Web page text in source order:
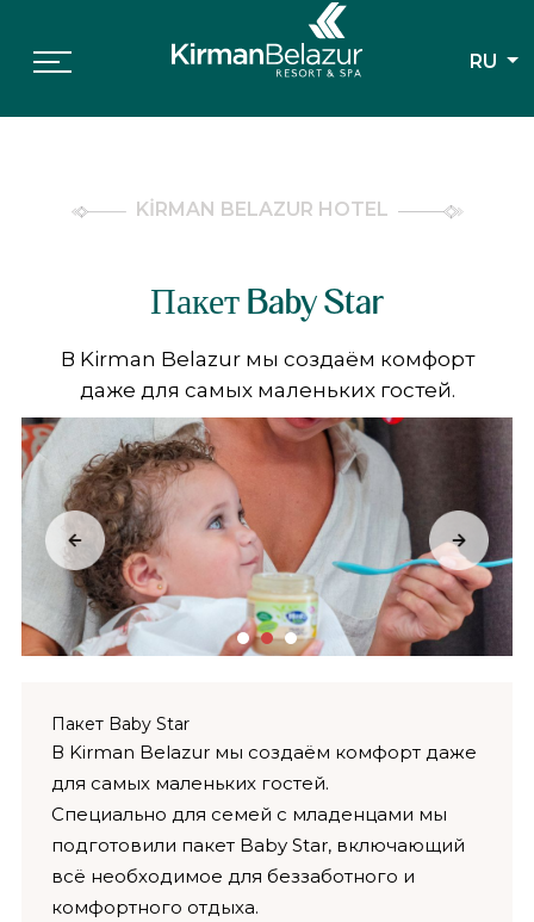
RU
KİRMAN BELAZUR HOTEL
Пакет Baby Star
В Kirman Belazur мы создаём комфорт
даже для самых маленьких гостей.
Пакет Baby Star
В Kirman Belazur мы создаём комфорт даже
для самых маленьких гостей.
Специально для семей с младенцами мы
подготовили пакет Baby Star, включающий
всё необходимое для беззаботного и
комфортного отдыха.